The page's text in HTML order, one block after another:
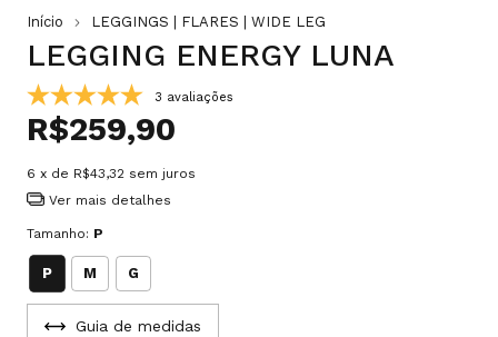
Início LEGGINGS | FLARES | WIDE LEG
LEGGING ENERGY LUNA
3 avaliações
R$259,90
6 x de R$43,32 sem juros
Ver mais detalhes
Tamanho: P
P M G
Guia de medidas